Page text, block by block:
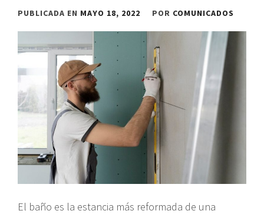
PUBLICADA EN MAYO 18, 2022 POR COMUNICADOS
El baño es la estancia más reformada de una